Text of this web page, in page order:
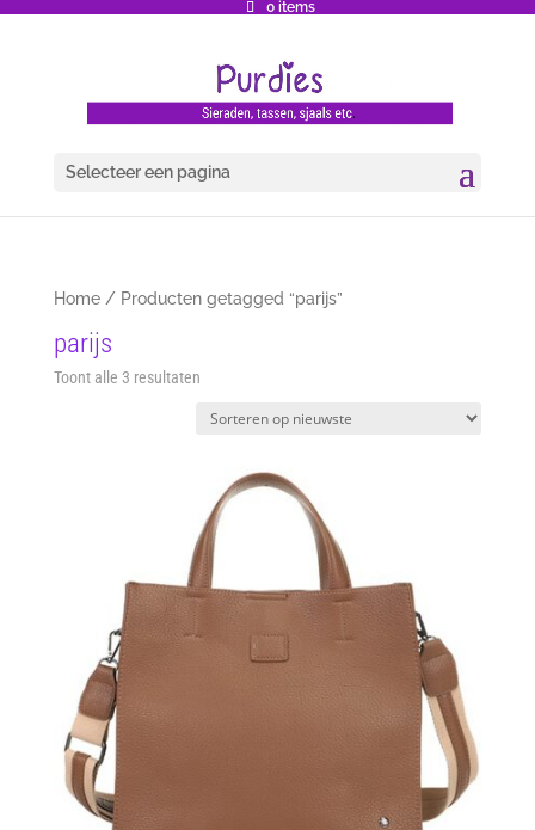
0 items
Selecteer een pagina
Home/ Producten getagged “parijs”
parijs
Toont alle 3 resultatenGesorteerd
nieuwste